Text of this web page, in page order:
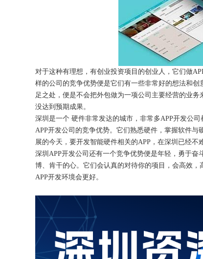
对于这种有理想，有创业投资项目的创业人，它们做
样的公司的竞争优势便是它们有一些非常好的想法和
足之处，便是不会把外包做为一项公司主要经营的业
没达到预期成果。
深圳是一个 硬件非常发达的城市，非常多APP开发公
APP开发公司的竞争优势。它们熟悉硬件，掌握软件
展的今天，要开发智能硬件相关的APP，在深圳已经不
深圳 APP开发公司还有一个竞争优势便是年轻，勇于
博、肯干的心。它们会认真的对待你的项目，会高效
APP开发环境会更好。